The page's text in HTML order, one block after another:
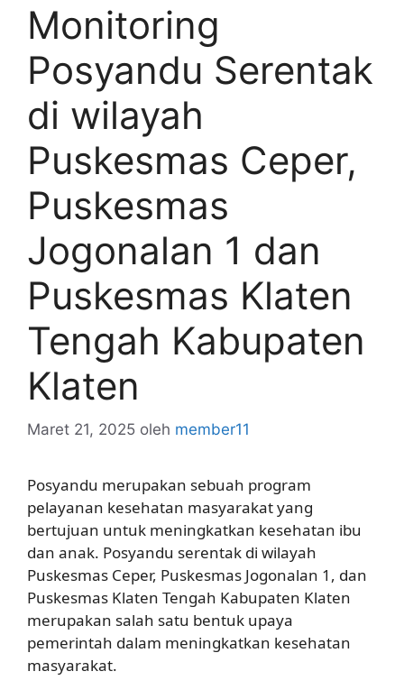
Monitoring
Posyandu Serentak
di wilayah
Puskesmas Ceper,
Puskesmas
Jogonalan 1 dan
Puskesmas Klaten
Tengah Kabupaten
Klaten
Maret 21, 2025 oleh member11
Posyandu merupakan sebuah program
pelayanan kesehatan masyarakat yang
bertujuan untuk meningkatkan kesehatan ibu
dan anak. Posyandu serentak di wilayah
Puskesmas Ceper, Puskesmas Jogonalan 1, dan
Puskesmas Klaten Tengah Kabupaten Klaten
merupakan salah satu bentuk upaya
pemerintah dalam meningkatkan kesehatan
masyarakat.